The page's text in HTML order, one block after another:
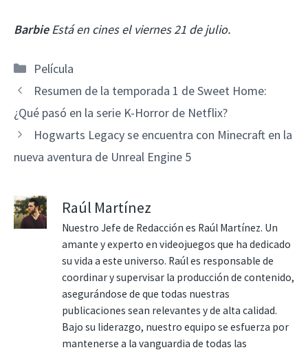
BarbieEstá en cines el viernes 21 de julio.
Categorías
Película
Resumen de la temporada 1 de Sweet Home:
¿Qué pasó en la serie K-Horror de Netflix?
Hogwarts Legacy se encuentra con Minecraft en la
nueva aventura de Unreal Engine 5
Raúl Martínez
Nuestro Jefe de Redacción es Raúl Martínez. Un
amante y experto en videojuegos que ha dedicado
su vida a este universo. Raúl es responsable de
coordinar y supervisar la producción de contenido,
asegurándose de que todas nuestras
publicaciones sean relevantes y de alta calidad.
Bajo su liderazgo, nuestro equipo se esfuerza por
mantenerse a la vanguardia de todas las